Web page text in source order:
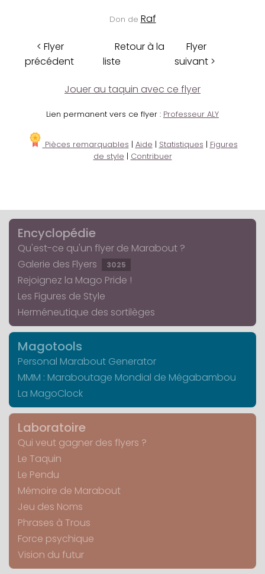
Don de Raf
< Flyer
précédent
Retour à la
liste
Flyer
suivant >
Jouer au taquin avec ce flyer
Lien permanent vers ce flyer : Professeur ALY
Pièces remarquables | Aide | Statistiques | Figures
de style | Contribuer
Encyclopédie
Qu'est-ce qu'un flyer de Marabout ?
Galerie des Flyers
3025
Rejoignez la Mago Pride !
Les Figures de Style
Herméneutique des sortilèges
Magotools
Personal Marabout Generator
MMM : Maraboutage Mondial de Mégabambou
La MagoClock
Laboratoire
Qui veut gagner des flyers ?
Le Taquin
Le Pendu
Mémoire de Marabout
Jeu des Noms
Phrases à Trous
Force psychique
Vision du futur